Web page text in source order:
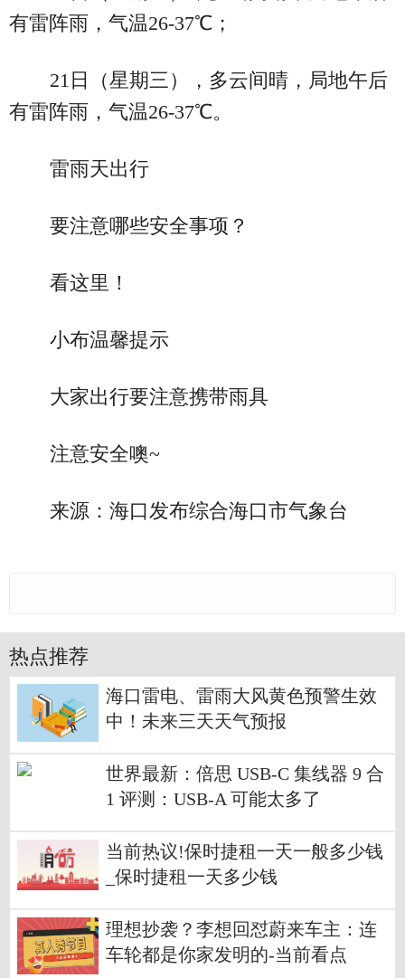
有雷阵雨，气温26-37℃；
21日（星期三），多云间晴，局地午后
有雷阵雨，气温26-37℃。
雷雨天出行
要注意哪些安全事项？
看这里！
小布温馨提示
大家出行要注意携带雨具
注意安全噢~
来源：海口发布综合海口市气象台
热点推荐
海口雷电、雷雨大风黄色预警生效
中！未来三天天气预报
世界最新：倍思 USB-C 集线器 9 合
1 评测：USB-A 可能太多了
当前热议!保时捷租一天一般多少钱
_保时捷租一天多少钱
理想抄袭？李想回怼蔚来车主：连
车轮都是你家发明的-当前看点